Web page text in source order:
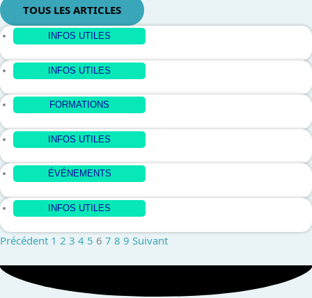
TOUS LES ARTICLES
INFOS UTILES
INFOS UTILES
FORMATIONS
INFOS UTILES
ÉVÉNEMENTS
INFOS UTILES
Précédent
Page
1
Page
2
Page
3
Page
4
Page
5
Page
6
Page
7 8
Page
9 Suivant